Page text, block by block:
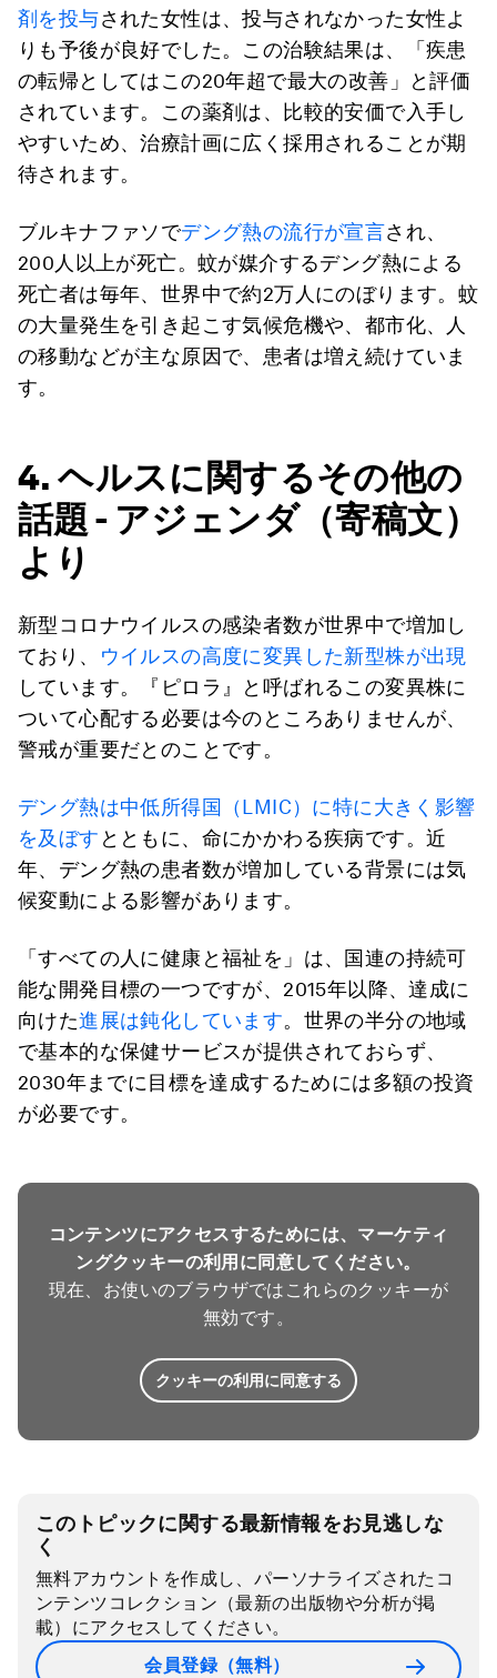
剤を投与された女性は、投与されなかった女性よ
りも予後が良好でした。この治験結果は、「疾患
の転帰としてはこの20年超で最大の改善」と評価
されています。この薬剤は、比較的安価で入手し
やすいため、治療計画に広く採用されることが期
待されます。
ブルキナファソでデング熱の流行が宣言され、
200人以上が死亡。蚊が媒介するデング熱による
死亡者は毎年、世界中で約2万人にのぼります。蚊
の大量発生を引き起こす気候危機や、都市化、人
の移動などが主な原因で、患者は増え続けていま
す。
4. ヘルスに関するその他の
話題 - アジェンダ（寄稿文）
より
新型コロナウイルスの感染者数が世界中で増加し
ており、
ウイルスの高度に変異した新型株が出現
しています。『ピロラ』と呼ばれるこの変異株に
ついて心配する必要は今のところありませんが、
警戒が重要だとのことです。
デング熱は中低所得国（LMIC）に特に大きく影響
を及ぼす とともに、命にかかわる疾病です。近
年、デング熱の患者数が増加している背景には気
候変動による影響があります。
「すべての人に健康と福祉を」は、国連の持続可
能な開発目標の一つですが、2015年以降、達成に
向けた進展は鈍化しています。世界の半分の地域
で基本的な保健サービスが提供されておらず、
2030年までに目標を達成するためには多額の投資
が必要です。
コンテンツにアクセスするためには、マーケティ
ングクッキーの利用に同意してください。
現在、お使いのブラウザではこれらのクッキーが
無効です。
クッキーの利用に同意する
このトピックに関する最新情報をお見逃しな
く
無料アカウントを作成し、パーソナライズされたコ
ンテンツコレクション（最新の出版物や分析が掲
載）にアクセスしてください。
会員登録（無料）